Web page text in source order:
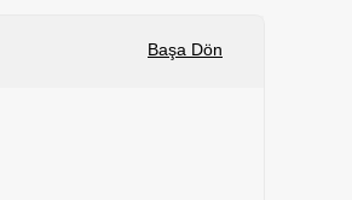
Başa Dön